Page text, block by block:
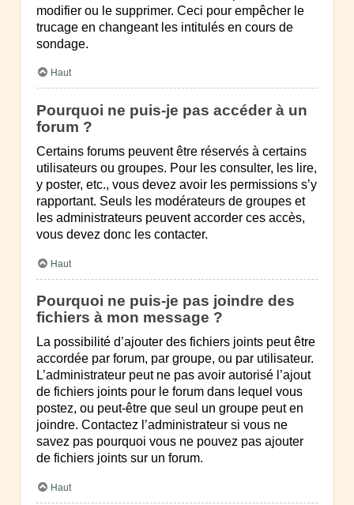
modifier ou le supprimer. Ceci pour empêcher le
trucage en changeant les intitulés en cours de
sondage.
Haut
Pourquoi ne puis-je pas accéder à un
forum ?
Certains forums peuvent être réservés à certains
utilisateurs ou groupes. Pour les consulter, les lire,
y poster, etc., vous devez avoir les permissions s’y
rapportant. Seuls les modérateurs de groupes et
les administrateurs peuvent accorder ces accès,
vous devez donc les contacter.
Haut
Pourquoi ne puis-je pas joindre des
fichiers à mon message ?
La possibilité d’ajouter des fichiers joints peut être
accordée par forum, par groupe, ou par utilisateur.
L’administrateur peut ne pas avoir autorisé l’ajout
de fichiers joints pour le forum dans lequel vous
postez, ou peut-être que seul un groupe peut en
joindre. Contactez l’administrateur si vous ne
savez pas pourquoi vous ne pouvez pas ajouter
de fichiers joints sur un forum.
Haut